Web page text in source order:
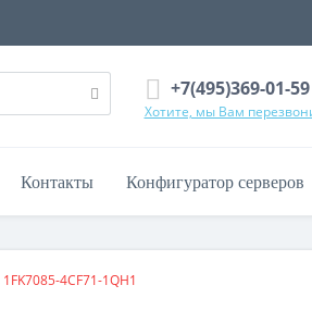
+7(495)369-01-59
Хотите, мы Вам
Контакты Конфигуратор серверов
4CF71-1QH1